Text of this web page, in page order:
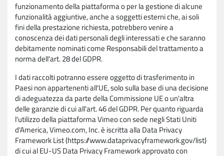
funzionamento della piattaforma o per la gestione di alcune
funzionalità aggiuntive, anche a soggetti esterni che, ai soli
fini della prestazione richiesta, potrebbero venire a
conoscenza dei dati personali degli interessati e che saranno
debitamente nominati come Responsabili del trattamento a
norma dell'art. 28 del GDPR.
I dati raccolti potranno essere oggetto di trasferimento in
Paesi non appartenenti all'UE, solo sulla base di una decisione
di adeguatezza da parte della Commissione UE o un'altra
delle garanzie di cui all'art. 46 del GDPR. Per quanto riguarda
l'utilizzo della piattaforma Vimeo con sede negli Stati Uniti
d'America, Vimeo.com, Inc. è iscritta alla Data Privacy
Framework List (https://www.dataprivacyframework.gov/list)
di cui al EU-US Data Privacy Framework approvato con